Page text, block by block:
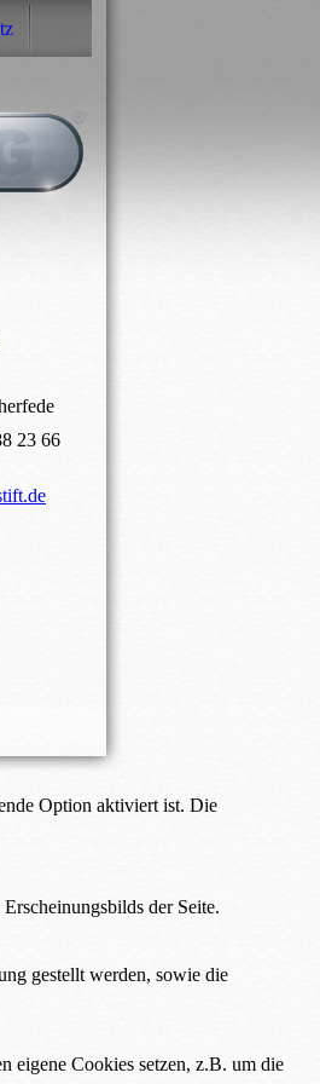
23 66
Option aktiviert ist. Die
der Seite.
gestellt werden, sowie die
eigene Cookies setzen, z.B. um die